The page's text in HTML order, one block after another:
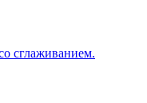
сглаживанием.